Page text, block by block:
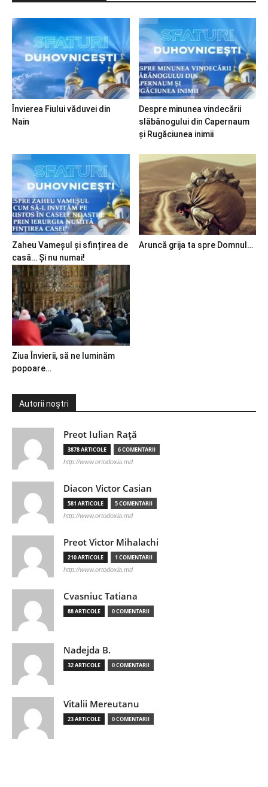
Învierea Fiului văduvei din
Nain
Despre minunea vindecării
slăbănogului din Capernaum
și Rugăciunea inimii
Zaheu Vameșul și sfințirea de
casă… Și nu numai!
Aruncă grija ta spre Domnul…
Ziua Învierii, să ne luminăm
popoare…
Autorii noștri
Preot Iulian Raţă
3878 ARTICOLE 6 COMENTARII
http://www.ortodoxia.md
Diacon Victor Casian
581 ARTICOLE 5 COMENTARII
http://www.ortodoxia.md
Preot Victor Mihalachi
210 ARTICOLE 1 COMENTARII
http://www.ortodoxia.md
Cvasniuc Tatiana
88 ARTICOLE 0 COMENTARII
Nadejda B.
32 ARTICOLE 0 COMENTARII
Vitalii Mereutanu
23 ARTICOLE 0 COMENTARII